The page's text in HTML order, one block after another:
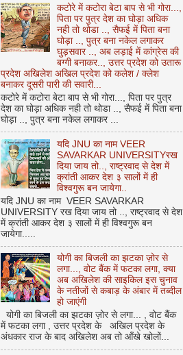
कटोरे में कटोरा बेटा बाप से भी गोरा...,
पिता पर पुत्र देश का घोड़ा अधिक
नही तो थोडा .., सैफई में पिता बना
घोड़ा .., पुत्र बना नकेल लगाकर
घुड़सवार .., अब लड़ाई में कांग्रेस की
बग्गी बनाकर.., उत्तर प्रदेश को उतारू
प्रदेश अखिलेश अखिल प्रदेश को कलेश / क्लेश
बनाकर दूसरी पारी की सवारी...
कटोरे में कटोरा बेटा बाप से भी गोरा..., पिता पर पुत्र
देश का घोड़ा अधिक नही तो थोडा .., सैफई में पिता बना
घोड़ा .., पुत्र बना नकेल लगाकर ...
यदि JNU का नाम VEER
SAVARKAR UNIVERSITYरख
दिया जाय तो.., राष्ट्रवाद से देश में
क्रांती आकर देश ३ सालों में ही
विश्वगुरू बन जायेगा..
यदि JNU का नाम VEER SAVARKAR
UNIVERSITY रख दिया जाय तो .., राष्ट्रवाद से देश
में क्रांती आकर देश ३ सालों में ही विश्वगुरू बन
जायेगा.....
योगी का बिजली का झटका ज़ोर से
लगा..., वोट बैंक में फटका लगा, क्या
अब अखिलेश की साइकिल इस चुनाव
के नतीजों से कबाड़ के अंबार में तब्दील
हो जाएंगी
योगी का बिजली का झटका ज़ोर से लगा... , वोट बैंक
में फटका लगा , उत्तर प्रदेश के अखिल प्रदेश के
अंधकार राज के बाद अखिलेश अब तो आँखे खोलों...